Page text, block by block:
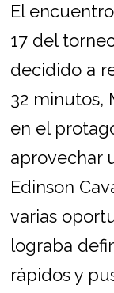
El
17 del
decidido a
32 minutos,
en el
aprovechar
Edinson
varias
lograba
rápidos y